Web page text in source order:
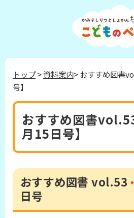
トップ>資料案内> おすすめ図書
号】
おすすめ図書
月15日号】
おすすめ図書 vol.53
日号